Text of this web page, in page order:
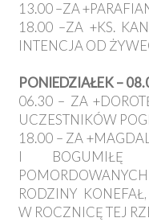
13.00 –ZA
18.00 –ZA +KS.
INTENCJA OD
PONIEDZIAŁEK –
06.30 – ZA
UCZESTNIKÓW
18.00 – ZA
I BOGUMIŁĘ
RODZINY
W ROCZNICĘ TEJ